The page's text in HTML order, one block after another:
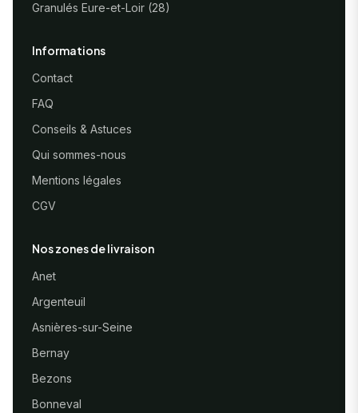
Granulés Eure-et-Loir (28)
Informations
Contact
FAQ
Conseils & Astuces
Qui sommes-nous
Mentions légales
CGV
Nos zones de livraison
Anet
Argenteuil
Asnières-sur-Seine
Bernay
Bezons
Bonneval